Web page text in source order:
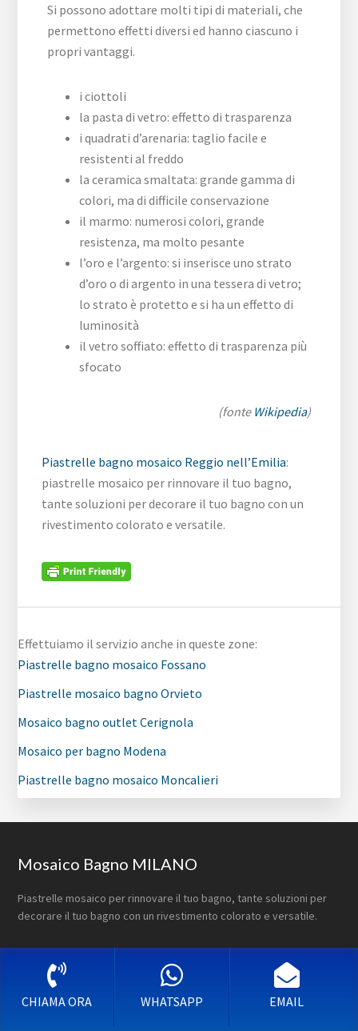
Si possono adottare molti tipi di materiali, che
permettono effetti diversi ed hanno ciascuno i
propri vantaggi.
i ciottoli
la pasta di vetro: effetto di trasparenza
i quadrati d’arenaria: taglio facile e
resistenti al freddo
la ceramica smaltata: grande gamma di
colori, ma di difficile conservazione
il marmo: numerosi colori, grande
resistenza, ma molto pesante
l’oro e l’argento: si inserisce uno strato
d’oro o di argento in una tessera di vetro;
lo strato è protetto e si ha un effetto di
luminosità
il vetro soffiato: effetto di trasparenza più
sfocato
(fonte Wikipedia)
Piastrelle bagno mosaico Reggio nell’Emilia:
piastrelle mosaico per rinnovare il tuo bagno,
tante soluzioni per decorare il tuo bagno con un
rivestimento colorato e versatile.
Effettuiamo il servizio anche in queste zone:
Piastrelle bagno mosaico Fossano
Piastrelle mosaico bagno Orvieto
Mosaico bagno outlet Cerignola
Mosaico per bagno Modena
Piastrelle bagno mosaico Moncalieri
Footer
Mosaico Bagno MILANO
Piastrelle mosaico per rinnovare il tuo bagno, tante soluzioni per
decorare il tuo bagno con un rivestimento colorato e versatile.
INDIRIZZO:
Via Giovanni da Udine 34
20156 Milano MI
CHIAMA ORA WHATSAPP EMAIL